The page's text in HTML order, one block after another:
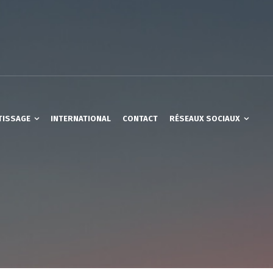
INTERNATIONAL CONTACT RÉSEAUX SOCIAUX